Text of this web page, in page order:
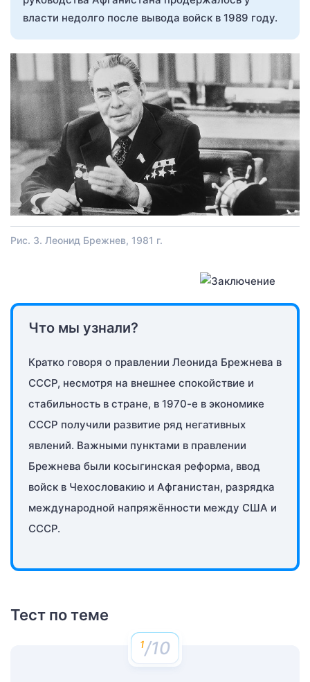
власти недолго после вывода войск в 1989 году.
Рис. 3. Леонид Брежнев, 1981 г.
Что мы узнали?
Кратко говоря о правлении Леонида Брежнева в
СССР, несмотря на внешнее спокойствие и
стабильность в стране, в 1970-е в экономике
СССР получили развитие ряд негативных
явлений. Важными пунктами в правлении
Брежнева были косыгинская реформа, ввод
войск в Чехословакию и Афганистан, разрядка
международной напряжённости между США и
СССР.
Тест по теме
/10